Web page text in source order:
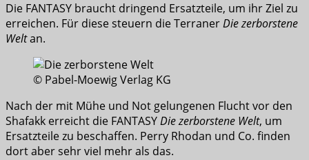
Die FANTASY braucht dringend Ersatzteile, um ihr Ziel zu
erreichen. Für diese steuern die TerranerDie zerborstene
Weltan.
© Pabel-Moewig Verlag KG
Nach der mit Mühe und Not gelungenen Flucht vor den
Shafakk erreicht die FANTASYDie zerborstene Welt, um
Ersatzteile zu beschaffen. Perry Rhodan und Co. finden
dort aber sehr viel mehr als das.